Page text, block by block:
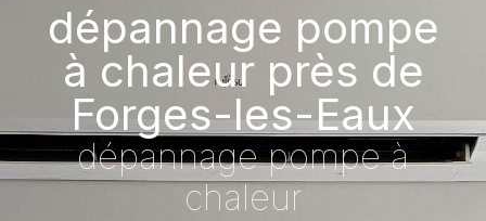
dépannage pompe
à chaleur près de
Forges-les-Eaux
dépannage pompe à
chaleur